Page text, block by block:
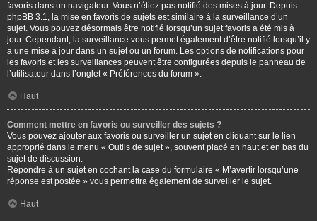
favoris dans un navigateur. Vous n’étiez pas notifié des mises à jour. Depuis
phpBB 3.1, la mise en favoris de sujets est similaire à la surveillance d’un
sujet. Vous pouvez désormais être notifié lorsqu’un sujet favoris a été mis à
jour. Cependant, la surveillance vous permet également d’être notifié lorsqu’il y
a une mise à jour dans un sujet ou un forum. Les options de notifications pour
les favoris et les surveillances peuvent être configurées depuis le panneau de
l’utilisateur dans l’onglet « Préférences du forum ».
Haut
Comment mettre en favoris ou surveiller des sujets ?
Vous pouvez ajouter aux favoris ou surveiller un sujet en cliquant sur le lien
approprié dans le menu « Outils de sujet », souvent placé en haut et en bas du
sujet de discussion.
Répondre à un sujet en cochant la case du formulaire « M’avertir lorsqu’une
réponse est postée » vous permettra également de surveiller le sujet.
Haut